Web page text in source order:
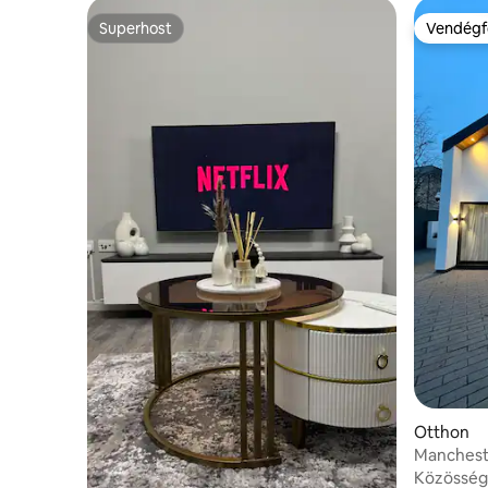
Superhost
Superhost
Otthon